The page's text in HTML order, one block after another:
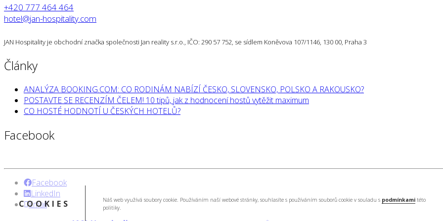
COOKIES Náš web využívá soubory cookie. Používáním naší webové stránky, souhlasíte s používáním souborů cookie v souladu s podmínkami této
politiky.
+420 777 464 464
hotel@jan-hospitality.com
JAN Hospitality je obchodní značka společnosti Jan reality s.r.o., IČO: 290 57 752, se sídlem Koněvova 107/1146, 130 00, Praha 3
Články
ANALÝZA BOOKING.COM: CO RODINÁM NABÍZÍ ČESKO, SLOVENSKO, POLSKO A RAKOUSKO?
POSTAVTE SE RECENZÍM ČELEM! 10 tipů, jak z hodnocení hostů vytěžit maximum
CO HOSTÉ HODNOTÍ U ČESKÝCH HOTELŮ?
Facebook
Facebook
LinkedIn
Email